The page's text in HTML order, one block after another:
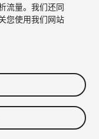
流量。我们还同
您使用我们网站